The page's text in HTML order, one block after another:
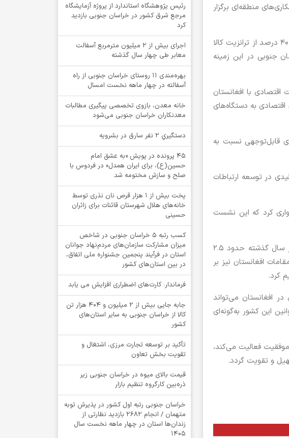
منطقه‌ای برگزار
بهرامی با اشاره به موقعیت راهبردی خراسان جنوبی در ترانزیت و تجارت با افغانستان، تصریح کرد: حدود ۴۰ درصد از ترانزیت کالا
جنوبی در این زمینه
اقتصادی با افغانستان
به دستگاه‌های
قابل‌توجهی نسبت به
در توسعه ارتباطات
کرد که این نشست
مدیرکل آسیای جنوبی وزارت امور خارجه با اشاره به تراز تجاری نامتوازن ایران و افغانستان، بیان کرد: در سال گذشته حدود ۲.۵
ثبت شده است. مقامات افغانستان نیز بر
کرد.
افغانستان می‌تواند
این کشور به‌گونه‌ای
فعالیت می‌کند،
و تقویت گردد.
رئیس پژوهشگاه استاندارد از پروژه آزمایشگاه
مرجع شرق کشور در خراسان جنوبی بازدید
کرد
اجرای بیش از ۲ میلیون مترمربع آسفالت
معابر طی چهار سال گذشته
بهره‌مندی ۱۱ روستای خراسان جنوبی از راه
آسفالته در چهار ماهه نخست امسال
خانه معدن، بازوی تخصصی پیگیری مطالبات
معدنکاران خراسان جنوبی می‌شود
دستگيري 2 نفر سارق در بشرويه
۴۵ پرونده در پویش «به عشق امام
حسین(ع)، برای ایران همدل» در فردوس با
صلح و سازش مختومه شد
پخت بیش از 1 هزار قرص نان نذری توسط
خانه‌های هلال شهرستان قائنات برای زائران
حسینی
کسب رتبه ۵ خراسان جنوبی در شاخص
میزان مشارکت سازمان‌های مردم‌نهاد جوانان
استان در فرآیند پنجمین جشنواره ملی اتفاق،
در بین استان‌های کشور
فرماندار: کارت‌های اضطراری افزایش می یابد
جابه جایی بیش از 2 میلیون و 404 هزار تن
کالا از خراسان جنوبی به سایر استان‌های
کشور
تأکید بر توسعه تجارت مرزی، اشتغال و
تقویت بخش تعاون
قیمت بالای میوه در خراسان جنوبی زیر
ذره‌بین کارگروه تنظیم بازار
خراسان جنوبی رتبه اول کشور در پذیرش توبه
متهمان / انجام ۲۶۸۲ بازدید نظارتی از
زندان‌ها استان در چهار ماهه نخست سال
1405